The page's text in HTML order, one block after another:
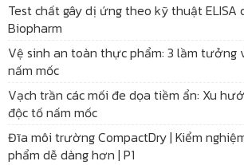
Test chất gây dị ứng theo kỹ thuật ELISA
Biopharm
Vệ sinh an toàn thực phẩm: 3 lầm tưởng
nấm mốc
Vạch trần các mối đe dọa tiềm ẩn: Xu
độc tố nấm mốc
Đĩa môi trường CompactDry | Kiểm
phẩm dễ dàng hơn | P1